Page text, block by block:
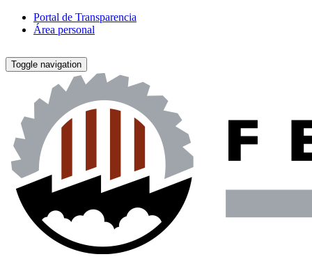
Portal de Transparencia
Área personal
Toggle navigation